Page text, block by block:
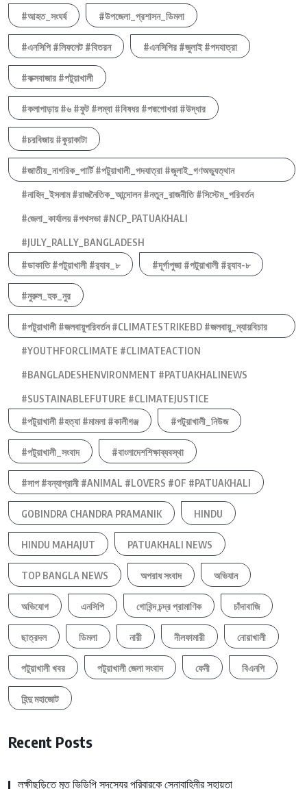
#আহত_সংঘর্ষ #উপজেলা_প্রশাসন_ডিমলা
#এনসিপি #লিফলেট #বিতরন #এনসিপির #জুলাই #পদযাত্রা
#কক্সবাজার #পটুয়াখালী
#কলাপাড়ায় #৬ #ফুট #লম্বা #বিষধর #পদ্মগোখরা #উদ্ধার
#চরবিজায় #কুয়াকাটা
#জাতীয়_নাগরিক_পার্টি #পটুয়াখালী_পদযাত্রা #জুলাই_গণঅভ্যুত্থান
#নাহিদ_ইসলাম #রাজনৈতিক_আন্দোলন #নতুন_রাজনীতি #সিস্টেম_পরিবর্তন
#জেলা_কার্যালয় #পথসভা #NCP_PATUAKHALI
#JULY_RALLY_BANGLADESH
#ডাকাতি #পটুয়াখালী #র‍্যাব_৮
#দূর্গাপুজা #পটুয়াখালী #র‍্যাব-৮
#নুরুল_হক_নুর
#পটুয়াখালী #জলবায়ুপরিবর্তন #CLIMATESTRIKEBD #জলবায়ু_ন্যায়বিচার
#YOUTHFORCLIMATE #CLIMATEACTION
#BANGLADESHENVIRONMENT #PATUAKHALINEWS
#SUSTAINABLEFUTURE #CLIMATEJUSTICE
#পটুয়াখালী #হত্যা #মামলা #কালীগঞ্জ
#পটুয়াখালী_নিউজ
#পটুয়াখালী_সংবাদ #বাংলাদেশশিক্ষাব্যবস্থা
#সাপ #বন্যাপ্রানী #ANIMAL #LOVERS #OF #PATUAKHALI
GOBINDRA CHANDRA PRAMANIK HINDU
HINDU MAHAJUT PATUAKHALI NEWS
TOP BANGLA NEWS অপরাধ সংবাদ অভিযান
অভিযোগ এনসিপি গোবিন্দ চন্দ্র প্রামাণিক চাঁদাবাজি
ছাত্রদল ডিমলা নারী নীলফামারী নোয়াখালী
পটুয়াখালী খবর পটুয়াখালী জেলা সংবাদ ফেনী বিএনপি
হিন্দু মহাজোট
Recent Posts
লক্ষীছড়িতে মৃত ভিডিপি সদস্যের পরিবারকে সেনাবাহিনীর সহায়তা